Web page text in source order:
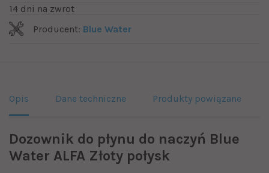
14 dni na zwrot
Producent: Blue Water
Opis Dane techniczne Produkty powiązane
Dozownik do płynu do naczyń Blue
Water ALFA Złoty połysk